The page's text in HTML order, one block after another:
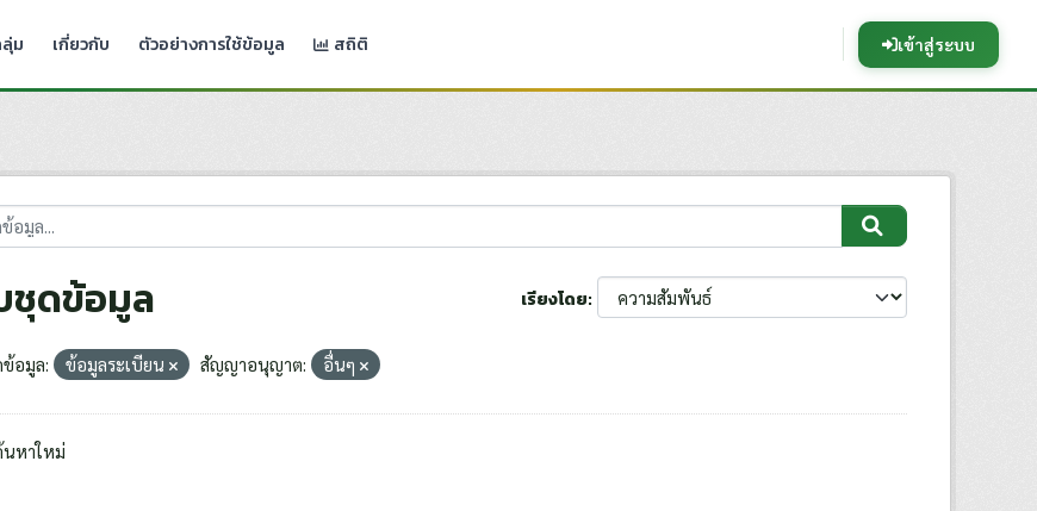
ม เกี่ยวกับ ตัวอย่างการใช้ข้อมูล สถิติ เข้าสู่ระบบ
เรียงโดย
ชุดข้อมูล
อมูล: ข้อมูลระเบียน สัญญาอนุญาต: อื่นๆ
หาใหม่